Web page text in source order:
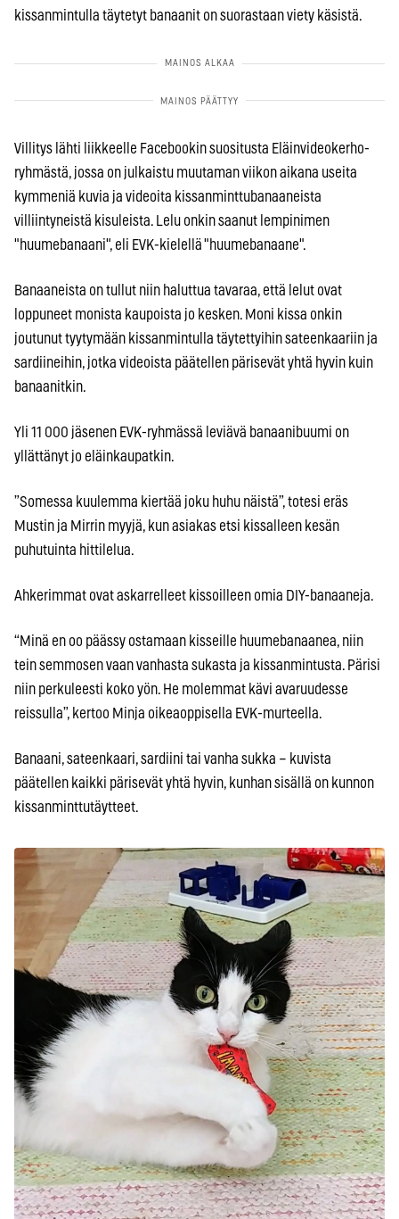
kissanmintulla täytetyt banaanit on suorastaan viety käsistä.
Villitys lähti liikkeelle Facebookin suositusta Eläinvideokerho-
ryhmästä, jossa on julkaistu muutaman viikon aikana useita
kymmeniä kuvia ja videoita kissanminttubanaaneista
villiintyneistä kisuleista. Lelu onkin saanut lempinimen
"huumebanaani", eli EVK-kielellä "huumebanaane".
Banaaneista on tullut niin haluttua tavaraa, että lelut ovat
loppuneet monista kaupoista jo kesken. Moni kissa onkin
joutunut tyytymään kissanmintulla täytettyihin sateenkaariin ja
sardiineihin, jotka videoista päätellen pärisevät yhtä hyvin kuin
banaanitkin.
Yli 11 000 jäsenen EVK-ryhmässä leviävä banaanibuumi on
yllättänyt jo eläinkaupatkin.
”Somessa kuulemma kiertää joku huhu näistä”, totesi eräs
Mustin ja Mirrin myyjä, kun asiakas etsi kissalleen kesän
puhutuinta hittilelua.
Ahkerimmat ovat askarrelleet kissoilleen omia DIY-banaaneja.
“Minä en oo päässy ostamaan kisseille huumebanaanea, niin
tein semmosen vaan vanhasta sukasta ja kissanmintusta. Pärisi
niin perkuleesti koko yön. He molemmat kävi avaruudesse
reissulla”, kertoo Minja oikeaoppisella EVK-murteella.
Banaani, sateenkaari, sardiini tai vanha sukka – kuvista
päätellen kaikki pärisevät yhtä hyvin, kunhan sisällä on kunnon
kissanminttutäytteet.